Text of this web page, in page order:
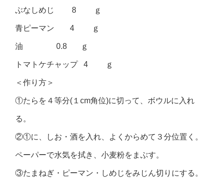
ぶなしめじ 8 ｇ
青ピーマン 4 ｇ
油 0.8 ｇ
トマトケチャップ 4 ｇ
＜作り方＞
①たらを４等分(１cm角位)に切って、ボウルに入れ
る。
②①に、しお・酒を入れ、よくからめて３分位置く。
ペーパーで水気を拭き、小麦粉をまぶす。
③たまねぎ・ピーマン・しめじをみじん切りにする。